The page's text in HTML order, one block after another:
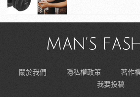
關於我們 隱私權政策 著作
我要投稿